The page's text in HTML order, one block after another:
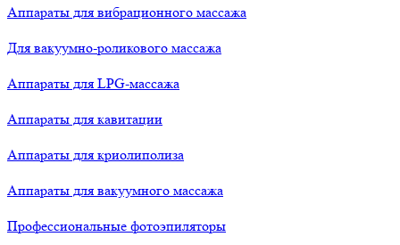
Аппараты для вибрационного массажа
Для вакуумно-роликового массажа
Аппараты для LPG-массажа
Аппараты для кавитации
Аппараты для криолиполиза
Аппараты для вакуумного массажа
Профессиональные фотоэпиляторы